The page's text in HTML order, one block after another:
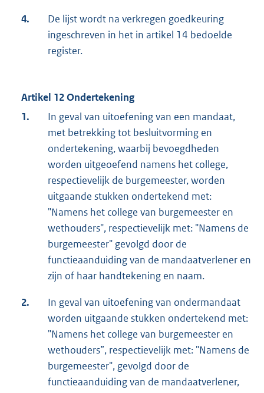
4.
De lijst wordt na verkregen goedkeuring
ingeschreven in het in artikel 14 bedoelde
register.
Artikel 12 Ondertekening
1.
In geval van uitoefening van een mandaat,
met betrekking tot besluitvorming en
ondertekening, waarbij bevoegdheden
worden uitgeoefend namens het college,
respectievelijk de burgemeester, worden
uitgaande stukken ondertekend met:
"Namens het college van burgemeester en
wethouders", respectievelijk met: "Namens de
burgemeester" gevolgd door de
functieaanduiding van de mandaatverlener en
zijn of haar handtekening en naam.
2.
In geval van uitoefening van ondermandaat
worden uitgaande stukken ondertekend met:
"Namens het college van burgemeester en
wethouders”, respectievelijk met: "Namens de
burgemeester", gevolgd door de
functieaanduiding van de mandaatverlener,